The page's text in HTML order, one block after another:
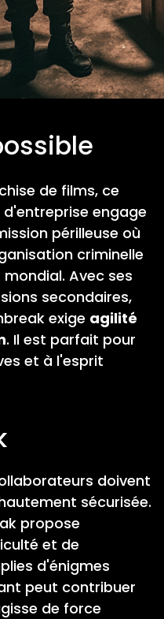
de films, ce
engage
périlleuse où
criminelle
Avec ses
secondaires,
exige agilité
. Il est parfait pour
et à l'esprit
doivent
sécurisée.
propose
et de
d'énigmes
peut contribuer
de force